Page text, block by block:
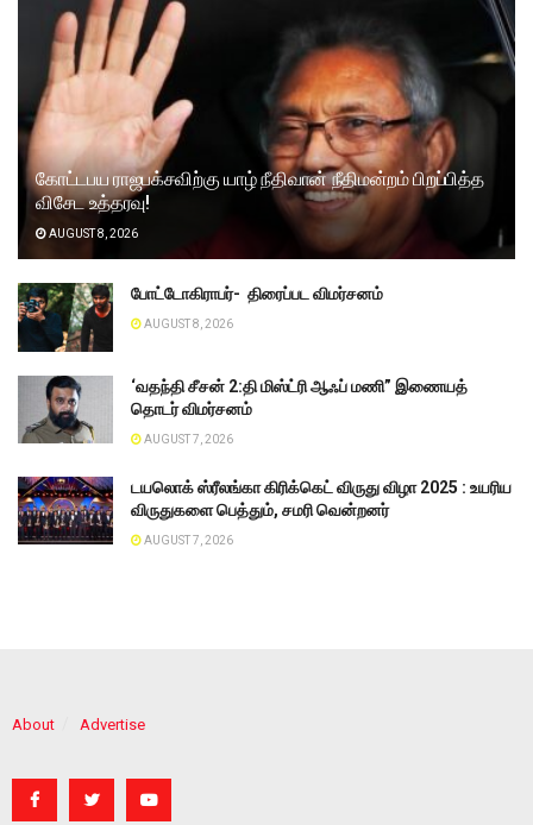
கோட்டபய ராஜபக்சவிற்கு யாழ் நீதிவான் நீதிமன்றம் பிறப்பித்த
விசேட உத்தரவு!
AUGUST 8, 2026
போட்டோகிராபர்- ‌ திரைப்பட விமர்சனம்
AUGUST 8, 2026
‘வதந்தி சீசன் 2:தி மிஸ்ட்ரி ஆஃப் மணி” இணையத்
தொடர் விமர்சனம்
AUGUST 7, 2026
டயலொக் ஸ்ரீலங்கா கிரிக்கெட் விருது விழா 2025 : உயரிய
விருதுகளை பெத்தும், சமரி வென்றனர்
AUGUST 7, 2026
About Advertise